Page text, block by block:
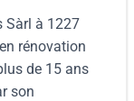
Sàrl à 1227
rénovation
de 15 ans
son